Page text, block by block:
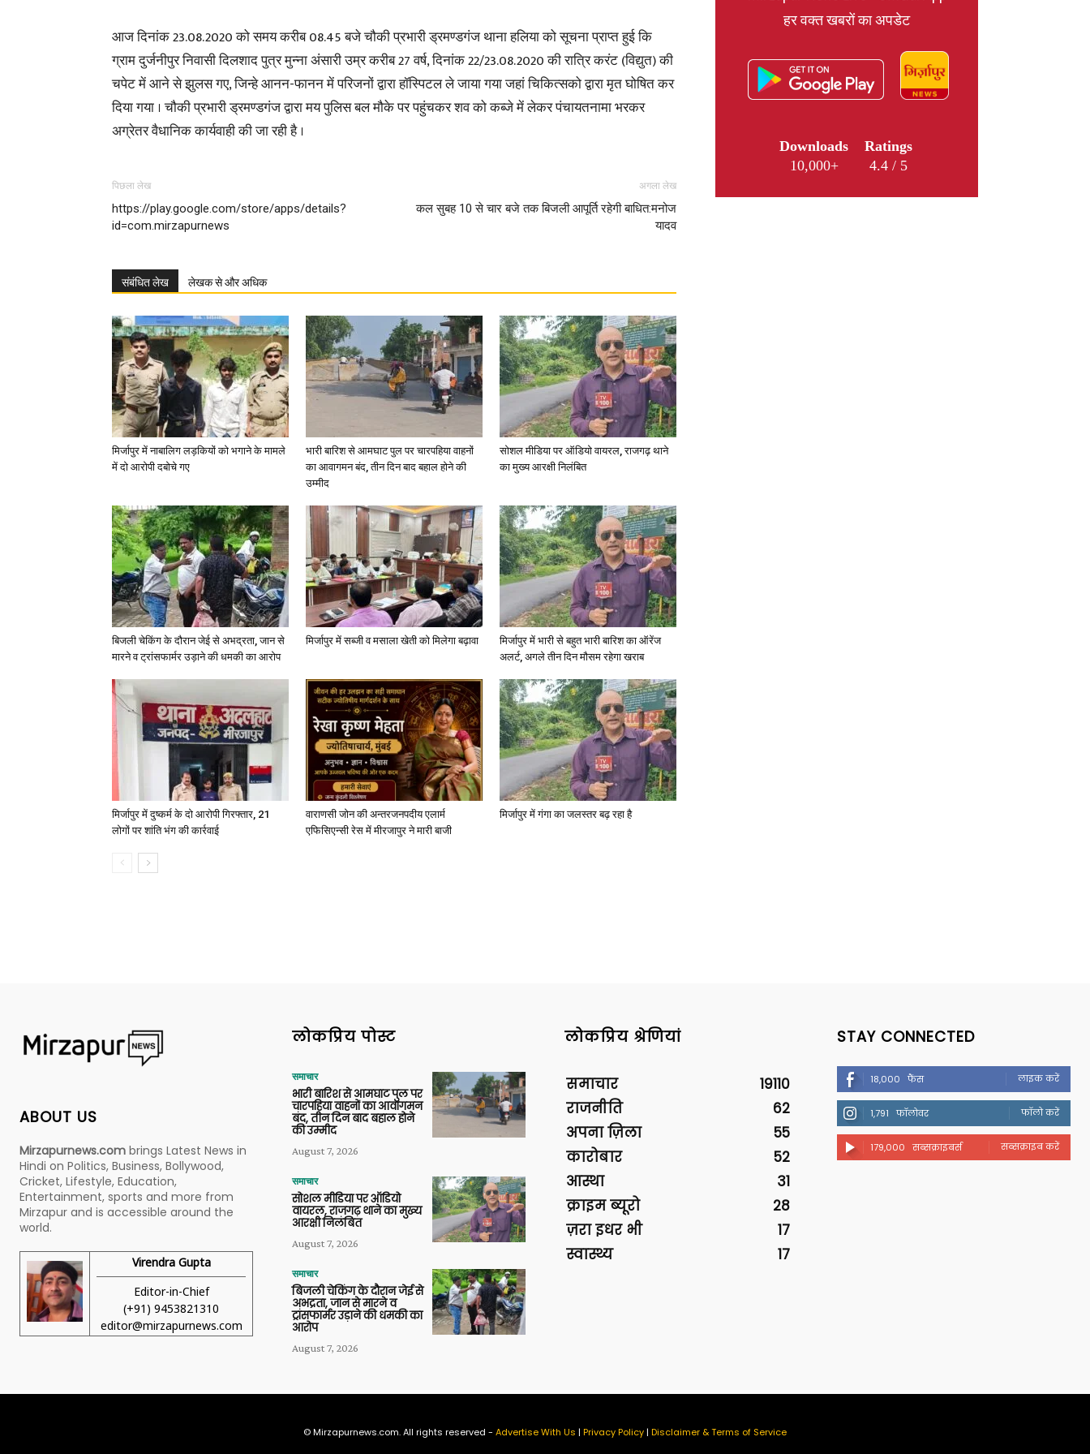
News,
in
Hindi,
Today
Hindi
आज दिनांक 23.08.2020 को समय करीब 08.45 बजे चौकी प्रभारी ड्रमण्डगंज थाना हलिया को सूचना प्राप्त हुई कि
ग्राम दुर्जनीपुर निवासी दिलशाद पुत्र मुन्ना अंसारी उम्र करीब 27 वर्ष, दिनांक 22/23.08.2020 की रात्रि करंट (विद्युत) की
चपेट में आने से झुलस गए, जिन्हे आनन-फानन में परिजनों द्वारा हॉस्पिटल ले जाया गया जहां चिकित्सको द्वारा मृत घोषित कर
दिया गया । चौकी प्रभारी ड्रमण्डगंज द्वारा मय पुलिस बल मौके पर पहुंचकर शव को कब्जे में लेकर पंचायतनामा भरकर
अग्रेतर वैधानिक कार्यवाही की जा रही है ।
पिछला लेख
https://play.google.com/store/apps/details?
id=com.mirzapurnews
अगला लेख
कल सुबह 10 से चार बजे तक बिजली आपूर्ति रहेगी बाधित:मनोज
यादव
संबंधित लेख लेखक से और अधिक
मिर्जापुर में नाबालिग लड़कियों को भगाने के मामले
में दो आरोपी दबोचे गए
भारी बारिश से आमघाट पुल पर चारपहिया वाहनों
का आवागमन बंद, तीन दिन बाद बहाल होने की
उम्मीद
सोशल मीडिया पर ऑडियो वायरल, राजगढ़ थाने
का मुख्य आरक्षी निलंबित
बिजली चेकिंग के दौरान जेई से अभद्रता, जान से
मारने व ट्रांसफार्मर उड़ाने की धमकी का आरोप
मिर्जापुर में सब्जी व मसाला खेती को मिलेगा बढ़ावा
मिर्जापुर में भारी से बहुत भारी बारिश का ऑरेंज
अलर्ट, अगले तीन दिन मौसम रहेगा खराब
मिर्जापुर में दुष्कर्म के दो आरोपी गिरफ्तार, 21
लोगों पर शांति भंग की कार्रवाई
वाराणसी जोन की अन्तरजनपदीय एलार्म
एफिसिएन्सी रेस में मीरजापुर ने मारी बाजी
मिर्जापुर में गंगा का जलस्तर बढ़ रहा है
हर वक्त खबरों का अपडेट
Downloads
10,000+
Ratings
4.4 / 5
ABOUT US
Mirzapurnews.com brings Latest News in
Hindi on Politics, Business, Bollywood,
Cricket, Lifestyle, Education,
Entertainment, sports and more from
Mirzapur and is accessible around the
world.
Virendra Gupta
Editor-in-Chief
(+91) 9453821310
editor@mirzapurnews.com
लोकप्रिय पोस्ट
समाचार
भारी बारिश से आमघाट पुल पर
चारपहिया वाहनों का आवागमन
बंद, तीन दिन बाद बहाल होने
की उम्मीद
August 7, 2026
समाचार
सोशल मीडिया पर ऑडियो
वायरल, राजगढ़ थाने का मुख्य
आरक्षी निलंबित
August 7, 2026
समाचार
बिजली चेकिंग के दौरान जेई से
अभद्रता, जान से मारने व
ट्रांसफार्मर उड़ाने की धमकी का
आरोप
August 7, 2026
लोकप्रिय श्रेणियां
समाचार
19110
राजनीति
62
अपना ज़िला
55
कारोबार
52
आस्था
31
क्राइम ब्यूरो
28
ज़रा इधर भी
17
स्वास्थ्य
17
STAY CONNECTED
18,000 फैंस लाइक करें
1,791 फॉलोवर फॉलो करें
179,000 सब्सक्राइबर्स सब्सक्राइब करें
© Mirzapurnews.com. All rights reserved - Advertise With Us | Privacy Policy| Disclaimer & Terms of Service